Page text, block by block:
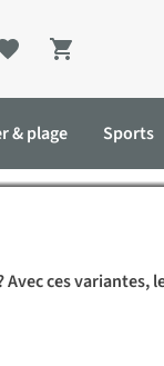
Shopping cart
& plage Sports
ces variantes,